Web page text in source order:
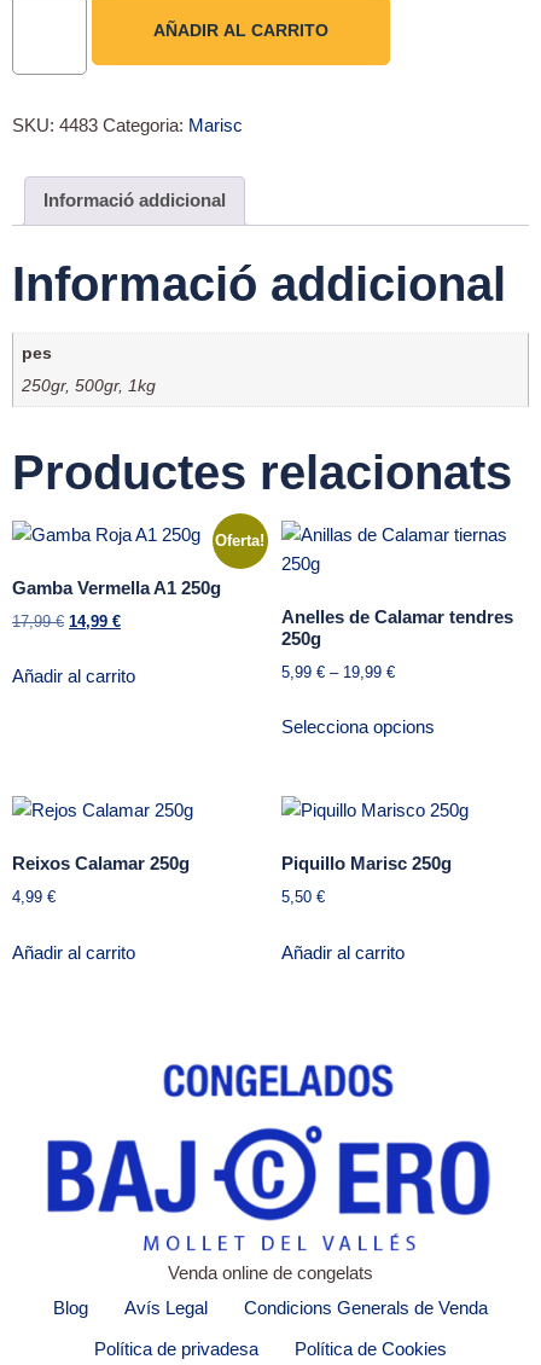
AÑADIR AL CARRITO
SKU: 4483 Categoria: Marisc
Informació addicional
Informació addicional
pes
250gr, 500gr, 1kg
Productes relacionats
Oferta!
Gamba Vermella A1 250g
17,99€ 14,99 €
Añadir al carrito
Anelles de Calamar tendres
250g
5,99 € – 19,99 €
Selecciona opcions
Reixos Calamar 250g
4,99 €
Añadir al carrito
Piquillo Marisc 250g
5,50 €
Añadir al carrito
Venda online de congelats
Blog
Avís Legal
Condicions Generals de Venda
Política de privadesa
Política de Cookies